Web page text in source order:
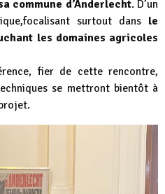
commune d’⁦Anderlecht. D’un
surtout dans le
les domaines agricoles
fier de cette rencontre,
se mettront bientôt à